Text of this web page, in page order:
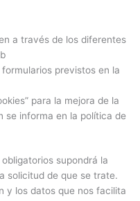
a través de los diferentes
previstos en la
para la mejora de la
se informa en la política de
supondrá la
solicitud de que se trate.
y los datos que nos facilita